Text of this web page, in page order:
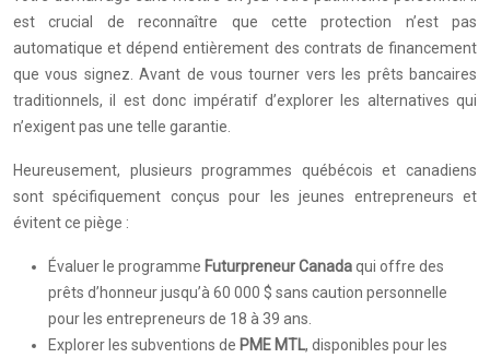
est crucial de reconnaître que cette protection n’est pas
automatique et dépend entièrement des contrats de financement
que vous signez. Avant de vous tourner vers les prêts bancaires
traditionnels, il est donc impératif d’explorer les alternatives qui
n’exigent pas une telle garantie.
Heureusement, plusieurs programmes québécois et canadiens
sont spécifiquement conçus pour les jeunes entrepreneurs et
évitent ce piège :
Évaluer le programme Futurpreneur Canadaqui offre des
prêts d’honneur jusqu’à 60 000 $ sans caution personnelle
pour les entrepreneurs de 18 à 39 ans.
Explorer les subventions de PME MTL, disponibles pour les